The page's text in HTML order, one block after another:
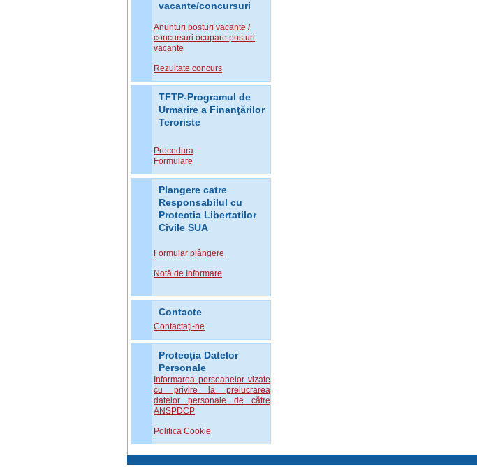
vacante/concursuri
Anunturi posturi vacante /
concursuri ocupare posturi
vacante
Rezultate concurs
TFTP-Programul de
Urmarire a Finanţărilor
Teroriste
Procedura
Formulare
Plangere catre
Responsabilul cu
Protectia Libertatilor
Civile SUA
Formular plângere
Notă de Informare
Contacte
Contactaţi-ne
Protecţia Datelor
Personale
Informarea persoanelor vizate
cu privire la prelucrarea
datelor personale de către
ANSPDCP
Politica Cookie